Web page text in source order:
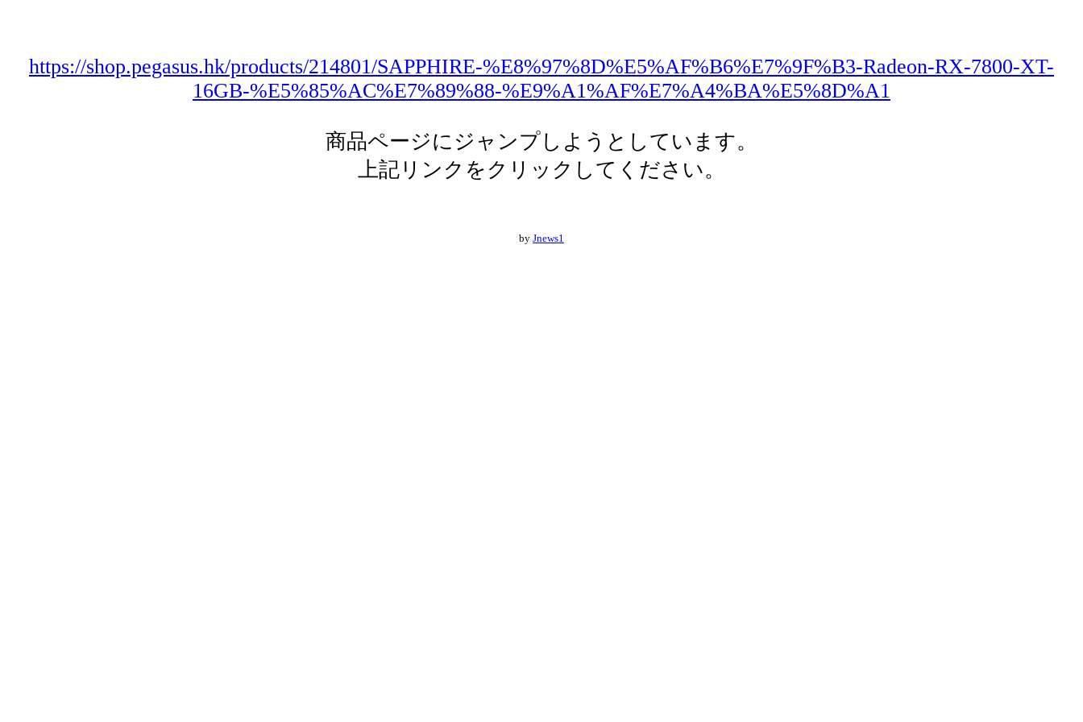
https://shop.pegasus.hk/products/214801/SAPPHIRE-%E8%97%8D%E5%AF%B6%E7%9F%B3-Radeon-RX-7800-XT-
16GB-%E5%85%AC%E7%89%88-%E9%A1%AF%E7%A4%BA%E5%8D%A1
商品ページにジャンプしようとしています。
上記リンクをクリックしてください。
by Jnews1